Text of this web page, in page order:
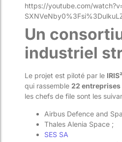
https://youtube.com/
Un
industriel
Le projet est piloté par le
qui rassemble 22
les chefs de file sont les
Airbus Defence and
Thales Alenia Space ;
SES SA